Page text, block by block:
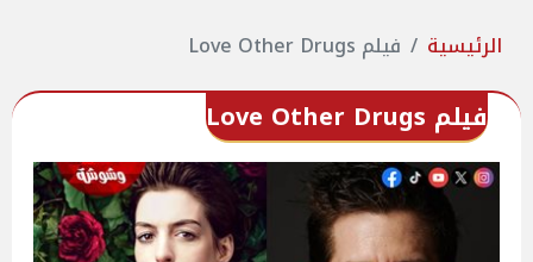
الرئيسية فيلم Love Other Drugs
فيلم Love Other Drugs